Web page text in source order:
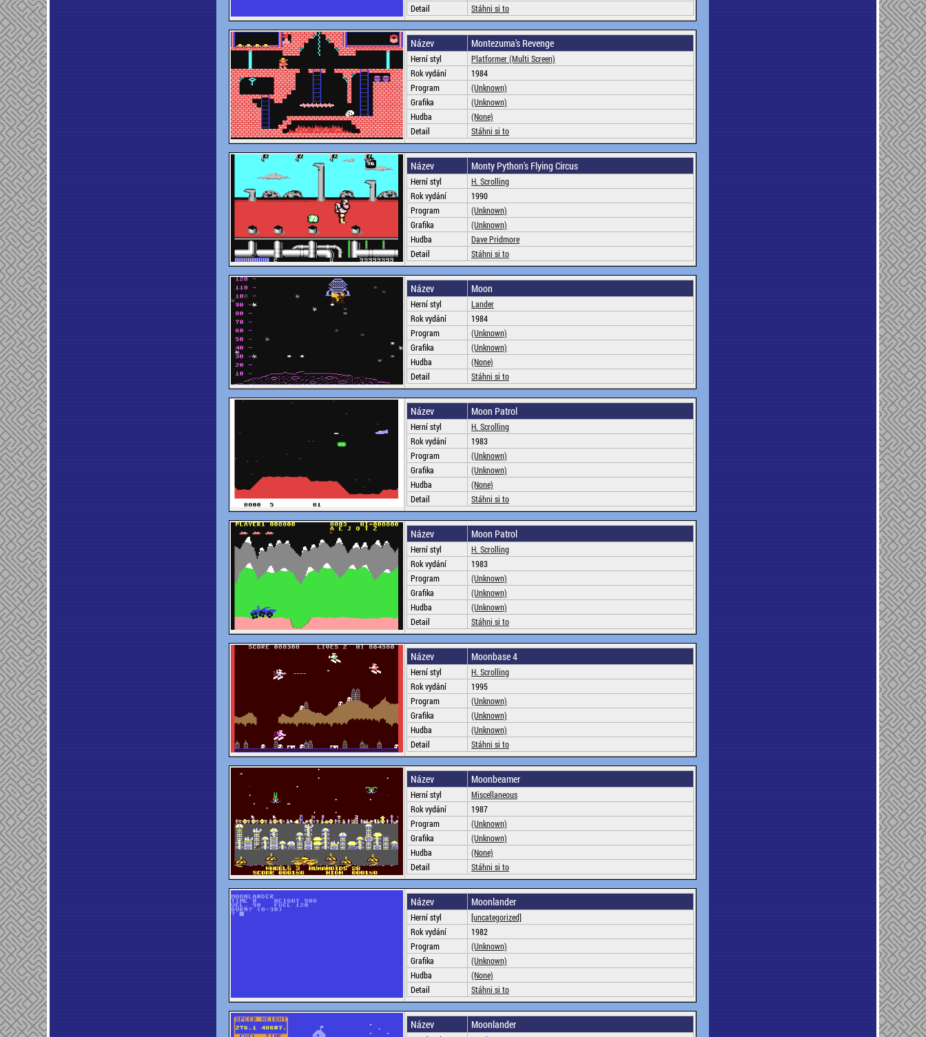
Detail
Stáhni si to
Název Montezuma's Revenge
Herní styl
Platformer (Multi Screen)
Rok vydání
1984
Program
(Unknown)
Grafika
(Unknown)
Hudba
(None)
Detail
Stáhni si to
Název Monty Python's Flying Circus
Herní styl
H. Scrolling
Rok vydání
1990
Program
(Unknown)
Grafika
(Unknown)
Hudba
Dave Pridmore
Detail
Stáhni si to
Název Moon
Herní styl
Lander
Rok vydání
1984
Program
(Unknown)
Grafika
(Unknown)
Hudba
(None)
Detail
Stáhni si to
Název Moon Patrol
Herní styl
H. Scrolling
Rok vydání
1983
Program
(Unknown)
Grafika
(Unknown)
Hudba
(None)
Detail
Stáhni si to
Název Moon Patrol
Herní styl
H. Scrolling
Rok vydání
1983
Program
(Unknown)
Grafika
(Unknown)
Hudba
(Unknown)
Detail
Stáhni si to
Název Moonbase 4
Herní styl
H. Scrolling
Rok vydání
1995
Program
(Unknown)
Grafika
(Unknown)
Hudba
(Unknown)
Detail
Stáhni si to
Název Moonbeamer
Herní styl
Miscellaneous
Rok vydání
1987
Program
(Unknown)
Grafika
(Unknown)
Hudba
(None)
Detail
Stáhni si to
Název Moonlander
Herní styl
[uncategorized]
Rok vydání
1982
Program
(Unknown)
Grafika
(Unknown)
Hudba
(None)
Detail
Stáhni si to
Název Moonlander